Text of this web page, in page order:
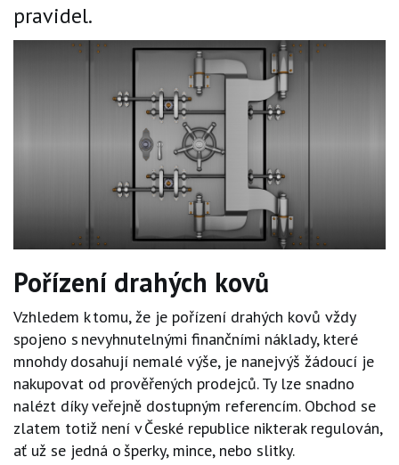
pravidel.
Pořízení drahých kovů
Vzhledem k tomu, že je pořízení drahých kovů vždy
spojeno s nevyhnutelnými finančními náklady, které
mnohdy dosahují nemalé výše, je nanejvýš žádoucí je
nakupovat od prověřených prodejců. Ty lze snadno
nalézt díky veřejně dostupným referencím. Obchod se
zlatem totiž není v České republice nikterak regulován,
ať už se jedná o šperky, mince, nebo slitky.